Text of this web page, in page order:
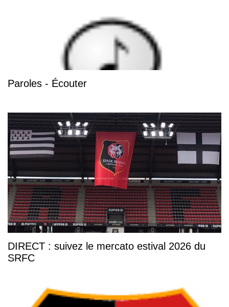
Paroles - Écouter
DIRECT : suivez le mercato estival 2026 du
SRFC